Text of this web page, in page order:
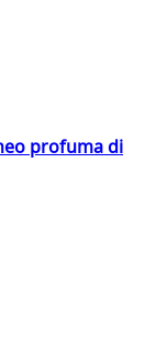
profuma di